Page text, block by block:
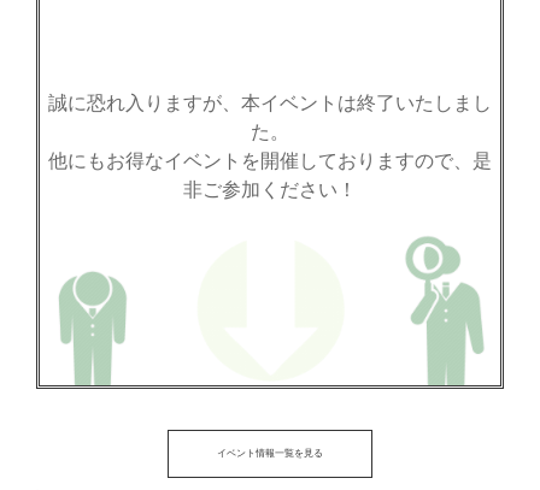
誠に恐れ入りますが、本イベントは終了いたしまし
た。
他にもお得なイベントを開催しておりますので、是
非ご参加ください！
イベント情報一覧を見る